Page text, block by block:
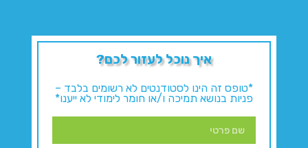
איך נוכל לעזור לכם?
*טופס זה הינו לסטודנטים לא רשומים בלבד –
פניות בנושא תמיכה ו/או חומר לימודי לא ייענו*